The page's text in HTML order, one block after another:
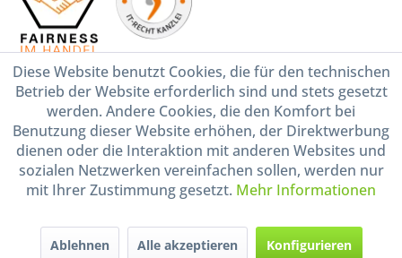
* Alle Preise inkl. gesetzl. Mehrwertsteuer zzgl.Versandkostenund ggf.
Nachnahmegebühren, wenn nicht anders beschrieben
Widerruf erklären
Gestaltung, Shop-Setup, Management & Hosting durchTernum Internet Servicesmit
Shopware
Diese Website benutzt Cookies, die für den technischen
Betrieb der Website erforderlich sind und stets gesetzt
werden. Andere Cookies, die den Komfort bei
Benutzung dieser Website erhöhen, der Direktwerbung
dienen oder die Interaktion mit anderen Websites und
sozialen Netzwerken vereinfachen sollen, werden nur
mit Ihrer Zustimmung gesetzt. Mehr Informationen
Ablehnen Alle akzeptieren Konfigurieren